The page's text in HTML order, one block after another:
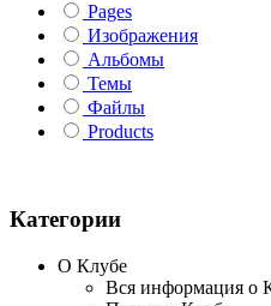
Pages
Изображения
Альбомы
Темы
Файлы
Products
Категории
О Клубе
Вся информация о